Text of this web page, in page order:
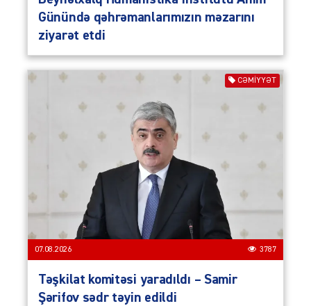
Günündə qəhrəmanlarımızın məzarını
ziyarət etdi
CƏMIYYƏT
07.08.2026 3787
Təşkilat komitəsi yaradıldı – Samir
Şərifov sədr təyin edildi